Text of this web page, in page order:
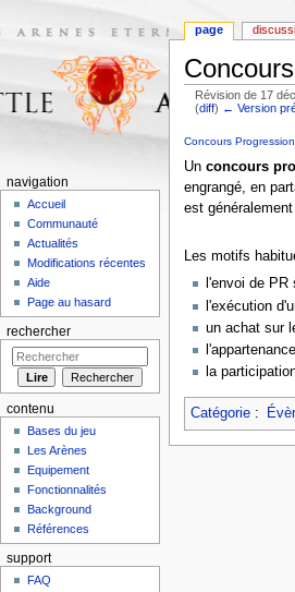
Révision de 17
(diff) ← Version
Concours Progression
Un concours
engrangé, en
est
Les motifs
l'envoi de PR
l'exécution
un achat sur
la
Catégorie:
page
navigation
Accueil
Communauté
Actualités
Modifications récentes
Aide
Page au hasard
rechercher
contenu
Bases du jeu
Les Arènes
Equipement
Fonctionnalités
Background
Références
support
FAQ